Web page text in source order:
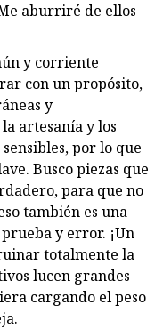
aburriré de ellos
y corriente
con un propósito,
y
artesanía y los
por lo que
Busco piezas que
para que no
también es una
y error. ¡Un
totalmente la
lucen grandes
cargando el peso